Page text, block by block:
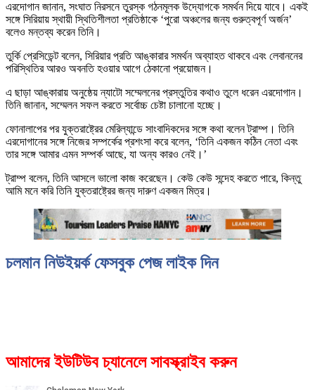
এরদোগান জানান, সংঘাত নিরসনে তুরস্ক গঠনমূলক উদ্যোগকে সমর্থন দিয়ে যাবে। একই
সঙ্গে সিরিয়ায় স্থায়ী স্থিতিশীলতা প্রতিষ্ঠাকে ‘পুরো অঞ্চলের জন্য গুরুত্বপূর্ণ অর্জন’
বলেও মন্তব্য করেন তিনি।
তুর্কি প্রেসিডেন্ট বলেন, সিরিয়ার প্রতি আঙ্কারার সমর্থন অব্যাহত থাকবে এবং লেবাননের
পরিস্থিতির আরও অবনতি হওয়ার আগে ঠেকানো প্রয়োজন।
এ ছাড়া আঙ্কারায় অনুষ্ঠেয় ন্যাটো সম্মেলনের প্রস্তুতির কথাও তুলে ধরেন এরদোগান।
তিনি জানান, সম্মেলন সফল করতে সর্বোচ্চ চেষ্টা চালানো হচ্ছে।
ফোনালাপের পর যুক্তরাষ্ট্রের মেরিল্যান্ডে সাংবাদিকদের সঙ্গে কথা বলেন ট্রাম্প। তিনি
এরদোগানের সঙ্গে নিজের সম্পর্কের প্রশংসা করে বলেন, ‘তিনি একজন কঠিন নেতা এবং
তার সঙ্গে আমার এমন সম্পর্ক আছে, যা অন্য কারও নেই।’
ট্রাম্প বলেন, তিনি আসলে ভালো কাজ করেছেন। কেউ কেউ সন্দেহ করতে পারে, কিন্তু
আমি মনে করি তিনি যুক্তরাষ্ট্রের জন্য দারুণ একজন মিত্র।
চলমান নিউইয়র্ক ফেসবুক পেজ লাইক দিন
আমাদের ইউটিউব চ্যানেলে সাবস্ক্রাইব করুন